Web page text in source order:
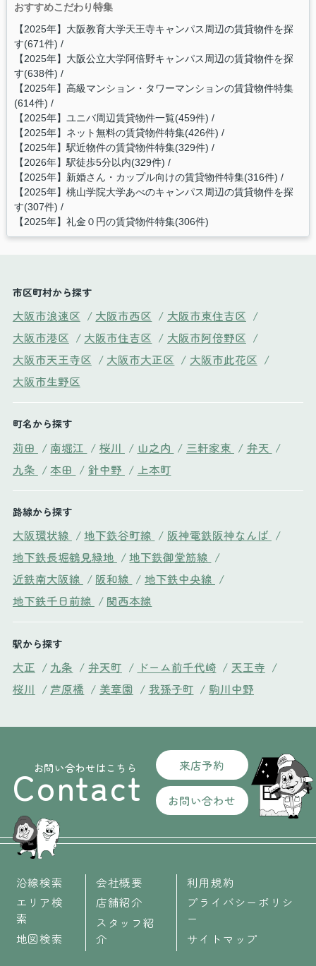
おすすめこだわり特集
【2025年】大阪教育大学天王寺キャンパス周辺の賃貸物件を探
す(671件)
【2025年】大阪公立大学阿倍野キャンパス周辺の賃貸物件を探
す(638件)
【2025年】高級マンション・タワーマンションの賃貸物件特集
(614件)
【2025年】ユニバ周辺賃貸物件一覧(459件)
【2025年】ネット無料の賃貸物件特集(426件)
【2025年】駅近物件の賃貸物件特集(329件)
【2026年】駅徒歩5分以内(329件)
【2025年】新婚さん・カップル向けの賃貸物件特集(316件)
【2025年】桃山学院大学あべのキャンパス周辺の賃貸物件を探
す(307件)
【2025年】礼金０円の賃貸物件特集(306件)
市区町村から探す
大阪市浪速区 / 大阪市西区 / 大阪市東住吉区 /
大阪市港区 / 大阪市住吉区 / 大阪市阿倍野区 /
大阪市天王寺区 / 大阪市大正区 / 大阪市此花区 /
大阪市生野区
町名から探す
苅田 / 南堀江 / 桜川 / 山之内 / 三軒家東 / 弁天 /
九条 / 本田 / 針中野 / 上本町
路線から探す
大阪環状線 / 地下鉄谷町線 / 阪神電鉄阪神なんば /
地下鉄長堀鶴見緑地 / 地下鉄御堂筋線 /
近鉄南大阪線 / 阪和線 / 地下鉄中央線 /
地下鉄千日前線 / 関西本線
駅から探す
大正 / 九条 / 弁天町 / ドーム前千代崎 / 天王寺 /
桜川 / 芦原橋 / 美章園 / 我孫子町 / 駒川中野
お問い合わせはこちら
Contact 来店予約
お問い合わせ
沿線検索
エリア検
索
地図検索
会社概要
店舗紹介
スタッフ紹
介
利用規約
プライバシーポリシ
ー
サイトマップ